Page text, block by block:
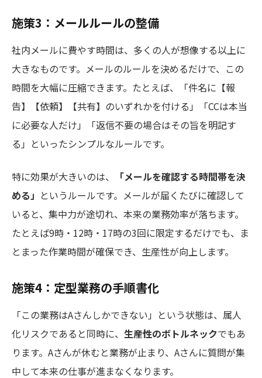
施策3：メールルールの整備
社内メールに費やす時間は、多くの人が想像する以上に
大きなものです。メールのルールを決めるだけで、この
時間を大幅に圧縮できます。たとえば、「件名に【報
告】【依頼】【共有】のいずれかを付ける」「CCは本当
に必要な人だけ」「返信不要の場合はその旨を明記す
る」といったシンプルなルールです。
特に効果が大きいのは、
「メールを確認する時間帯を決
める」 というルールです。メールが届くたびに確認して
いると、集中力が途切れ、本来の業務効率が落ちます。
たとえば9時・12時・17時の3回に限定するだけでも、ま
とまった作業時間が確保でき、生産性が向上します。
施策4：定型業務の手順書化
「この業務はAさんしかできない」という状態は、属人
化リスクであると同時に、 生産性のボトルネックでもあ
ります。Aさんが休むと業務が止まり、Aさんに質問が集
中して本来の仕事が進まなくなります。